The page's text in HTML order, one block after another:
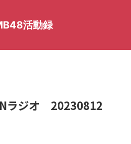
活動録
ラジオ 20230812